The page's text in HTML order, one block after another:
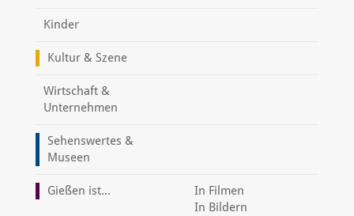
Kinder
Kultur & Szene
Wirtschaft &
Unternehmen
Sehenswertes &
Museen
Gießen ist...
In Filmen
In Bildern